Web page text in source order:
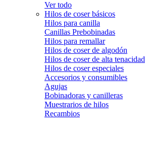
Ver todo
Hilos de coser básicos
Hilos para canilla
Canillas Prebobinadas
Hilos para remallar
Hilos de coser de algodón
Hilos de coser de alta tenacidad
Hilos de coser especiales
Accesorios y consumibles
Agujas
Bobinadoras y canilleras
Muestrarios de hilos
Recambios